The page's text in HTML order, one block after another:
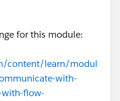
for this module:
content/learn/modul
with-
with-flow-